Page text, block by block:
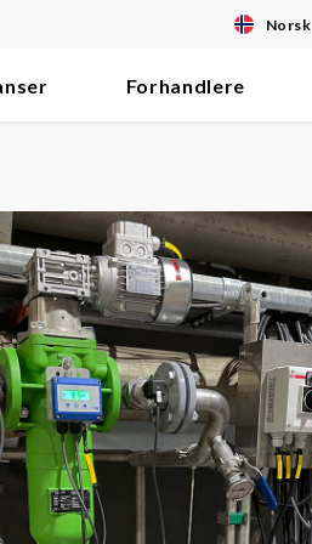
Norsk
Forhandlere